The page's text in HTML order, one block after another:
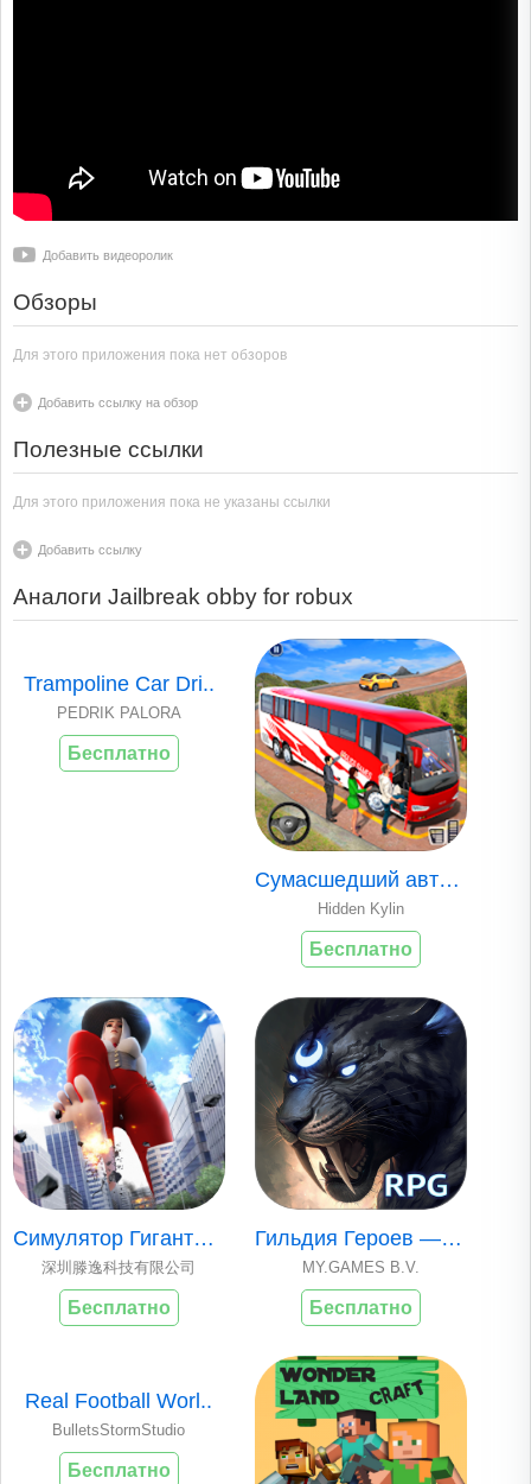
Добавить видеоролик
Обзоры
Для этого приложения пока нет обзоров
Добавить ссылку на обзор
Полезные ссылки
Для этого приложения пока не указаны ссылки
Добавить ссылку
Аналоги Jailbreak obby for robux
Trampoline Car Dri..
PEDRIK PALORA
Бесплатно
Сумасшедший автобу..
Hidden Kylin
Бесплатно
Симулятор Гигантск..
深圳滕逸科技有限公司
Бесплатно
Гильдия Героев — Ф..
MY.GAMES B.V.
Бесплатно
Real Football Worl..
BulletsStormStudio
Бесплатно